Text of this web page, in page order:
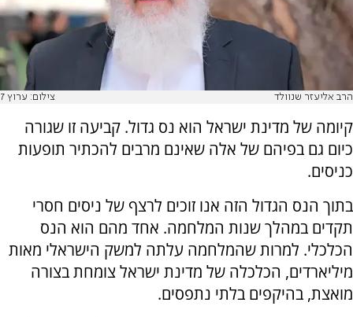
הרב אליעזר שנוולד צילום: ערוץ 7
קיומה של מדינת ישראל הוא נס גדול. קביעה זו שגורה
כיום גם בפיהם של אלה שאינם מרבים להכתיר תופעות
כניסים.
בתוך הנס הגדול הזה אנו זוכים לרצף של ניסים חסרי
תקדים במהלך שנות המלחמה. אחד מהם הוא הנס
הכלכלי. למרות שהמלחמה עלתה למשק הישראלי מאות
מיליארדים, הכלכלה של מדינת ישראל צומחת בצורה
מואצת, בהיקפים בלתי נתפסים.